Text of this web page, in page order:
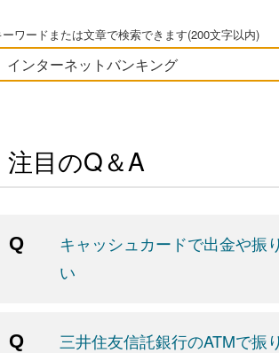
ーワードまたは文章で検索できます(200文字以内)
注目のQ＆A
キャッシュカードで出金や振
い
三井住友信託銀行のATMで振